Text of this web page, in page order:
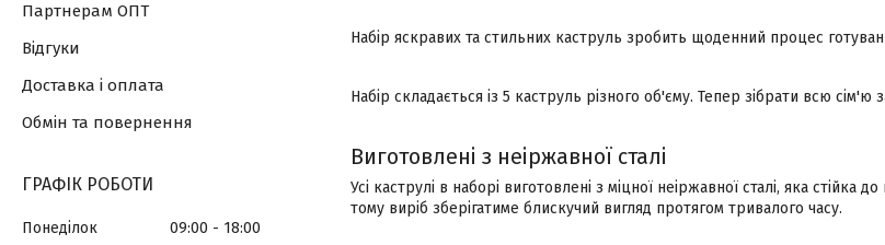
Набір яскравих та стильних каструль зробить щоденний процес
Набір складається із 5 каструль різного об'єму. Тепер зібрати всю
Виготовлені з неіржавної сталі
Усі каструлі в наборі виготовлені з міцної неіржавної сталі, яка стійка
тому виріб зберігатиме блискучий вигляд протягом тривалого часу.
Партнерам ОПТ
Відгуки
Доставка і оплата
Обмін та повернення
ГРАФІК РОБОТИ
Понеділок 09:00
18:00